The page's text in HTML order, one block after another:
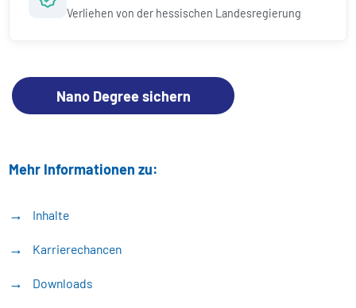
Verliehen von der hessischen Landesregierung
Nano Degree sichern
Mehr Informationen zu:
Inhalte
Karrierechancen
Downloads